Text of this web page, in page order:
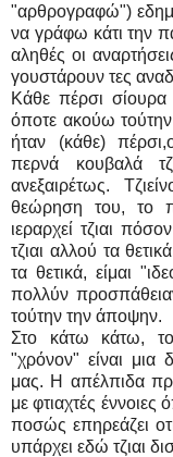
"αρθρογραφώ")
να γράφω κάτι την
αληθές οι
γουστάρουν τες
Κάθε πέρσι σίουρα
όποτε ακούω τούτην
ήταν (κάθε)
περνά κουβαλά
ανεξαιρέτως.
θεώρηση του, το
ιεραρχεί τζιαι
τζιαι αλλού τα
τα θετικά, είμαι
πολλύν
τούτην την άποψην.
Στο κάτω κάτω,
"χρόνον" είναι μια
μας. Η απέλπιδα
με φτιαχτές
ποσώς επηρεάζει
υπάρχει εδώ τζιαι